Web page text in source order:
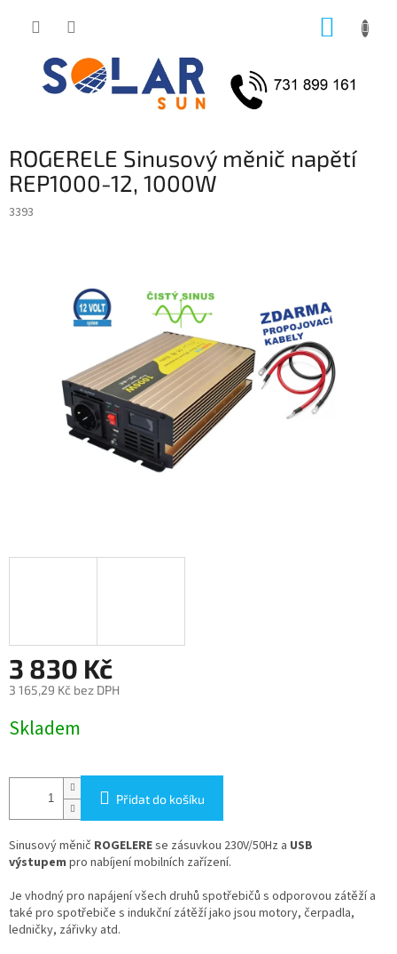
ROGERELE Sinusový měnič napětí
REP1000-12, 1000W
3393
3 830 Kč
3 165,29 Kč bez DPH
cena:
Skladem
Přidat do košíku
Sinusový měnič ROGELEREse zásuvkou 230V/50Hz a USB
výstupem pro nabíjení mobilních zařízení.
Je vhodný pro napájení všech druhů spotřebičů s odporovou zátěží a
také pro spotřebiče s indukční zátěží jako jsou motory, čerpadla,
ledničky, zářivky atd.